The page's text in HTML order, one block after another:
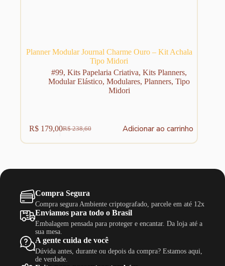
Planner Modular Journal Charme Ouro – Kit Achala
Tipo Midori
#99,Kits Papelaria Criativa,Kits Planners,
Modular Elástico,Modulares,Planners,Tipo
Midori
R$238,60
O
preço
R$ 238,60.
R$179,00O
preço
R$ 179,00.
Adicionar ao carrinho
Compra Segura
Compra segura Ambiente criptografado, parcele em até 12x
Enviamos para todo o Brasil
Embalagem pensada para proteger e encantar. Da loja até a
sua mesa.
A gente cuida de você
Dúvida antes, durante ou depois da compra? Estamos aqui,
de verdade.